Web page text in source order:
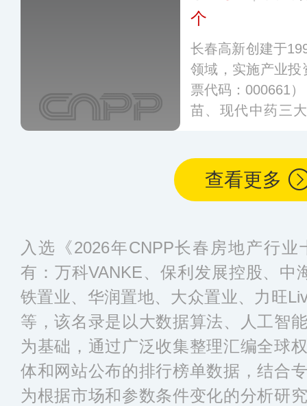
个
长春高新创建于
领域，实施产业
票代码：000661
苗、现代中药三
企业。更多
查看更多
入选《2026年CNPP长春房地产行
有：万科VANKE、保利发展控股、中
铁置业、华润置地、大众置业、力旺
等，该名录是以大数据算法、人工智
为基础，通过广泛收集整理汇编全球
体和网站公布的排行榜单数据，结合
为根据市场和参数条件变化的分析研